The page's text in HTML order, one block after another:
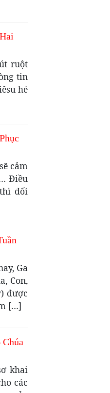
ruột
tin
hé
cảm
Điều
đối
Ga
Con,
được
[…]
khai
các